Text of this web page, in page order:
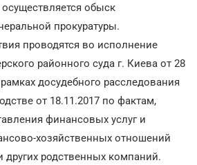
обыск
прокуратуры.
проводятся во исполнение
районного суда г. Киева от 28
досудебного расследования
от 18.11.2017 по фактам,
финансовых услуг и
хозяйственных отношений
родственных компаний.